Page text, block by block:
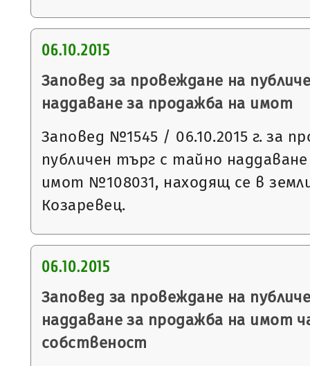
06.10.2015
Заповед за провеждане на
наддаване за продажба на имот
Заповед №1545 / 06.10.2015 г. за
публичен търг с тайно
имот №108031, находящ се в
Козаревец.
06.10.2015
Заповед за провеждане на
наддаване за продажба на имот
собственост